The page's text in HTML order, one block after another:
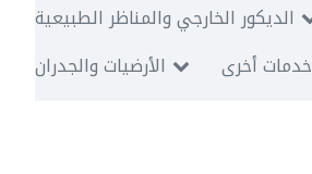
الديكور الخارجي والمناظر الطبيعية
الأرضيات والجدران
خدمات أخرى